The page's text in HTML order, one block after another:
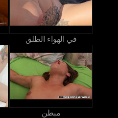
في الهواء الطلق
مبطن